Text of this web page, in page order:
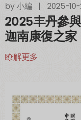
by小編 | 2025-10-
2025丰丹參
迦南康復之家
瞭解更多